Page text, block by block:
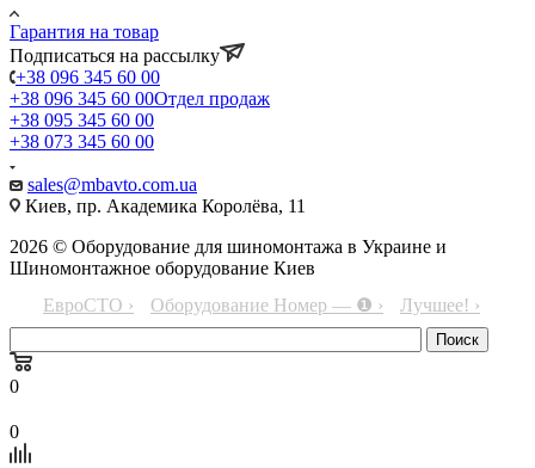
Гарантия на товар
Подписаться на рассылку
+38 096 345 60 00
+38 096 345 60 00Отдел продаж
+38 095 345 60 00
+38 073 345 60 00
sales@mbavto.com.ua
Киев, пр. Академика Королёва, 11
2026 © Оборудование для шиномонтажа в Украине и
Шиномонтажное оборудование Киев
ЕвроСТО ›
Оборудование Номер — ❶ › Лучшее! ›
0
0